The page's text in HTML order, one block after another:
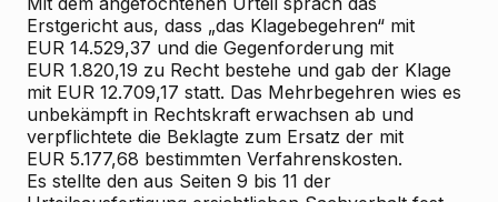
Erstgericht aus, dass „das Klagebegehren“ mit
EUR 14.529,37 und die Gegenforderung mit
EUR 1.820,19 zu Recht bestehe und gab der Klage
mit EUR 12.709,17 statt. Das Mehrbegehren wies es
unbekämpft in Rechtskraft erwachsen ab und
verpflichtete die Beklagte zum Ersatz der mit
EUR 5.177,68 bestimmten Verfahrenskosten.
Es stellte den aus Seiten 9 bis 11 der